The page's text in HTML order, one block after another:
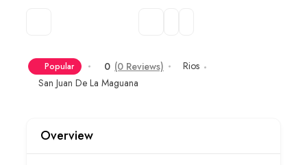
Popular 0 (0 Reviews)
Rios
San Juan De La Maguana
Overview